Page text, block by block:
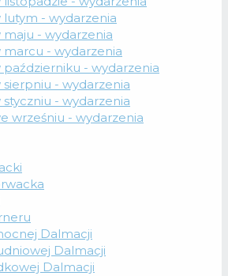
lutym - wydarzenia
maju - wydarzenia
marcu - wydarzenia
październiku - wydarzenia
sierpniu - wydarzenia
- wydarzenia
wrześniu - wydarzenia
Dalmacji
Dalmacji
Dalmacji